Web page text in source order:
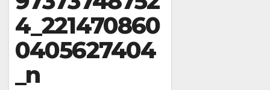
4_221470860
0405627404
_n